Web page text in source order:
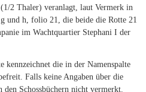
2 Thaler) veranlagt, laut Vermerk in
und h, folio 21, die beide die Rotte 21
im Wachtquartier Stephani I der
kennzeichnet die in der Namenspalte
Falls keine Angaben über die
Schossbüchern nicht vermerkt.